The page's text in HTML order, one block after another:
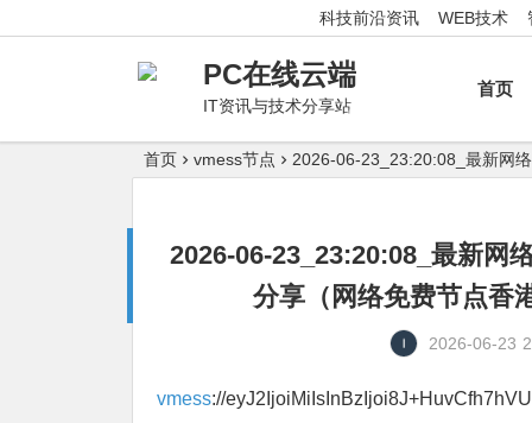
科技前沿资讯 WEB技术
PC在线云端
IT资讯与技术分享站
首页
首页 vmess节点 2026-06-23_23:20:08_最新网
2026-06-23_23:20:08_最新
分享（网络免费节点香
2026-06-23
vmess://